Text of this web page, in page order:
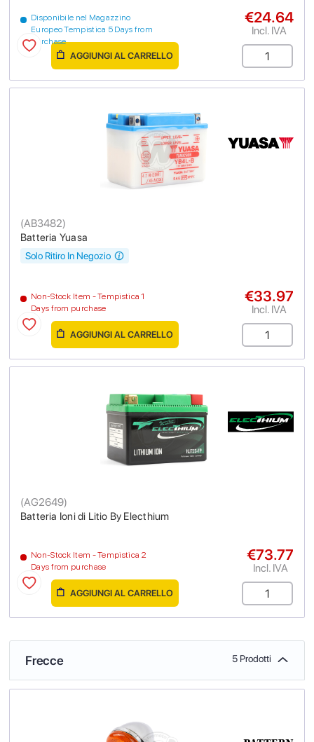
Disponibile nel Magazzino
Europeo Tempistica 5 Days from
purchase
€24.64
Incl. IVA
AGGIUNGI AL CARRELLO
Batteria Yuasa
(AB3482)
Non-Stock Item - Tempistica 1
Days from purchase
Solo Ritiro In Negozio
€33.97
Incl. IVA
AGGIUNGI AL CARRELLO
Batteria Ioni di Litio By Electhium
(AG2649)
Non-Stock Item - Tempistica 2
Days from purchase
€73.77
Incl. IVA
AGGIUNGI AL CARRELLO
Frecce 5 Prodotti